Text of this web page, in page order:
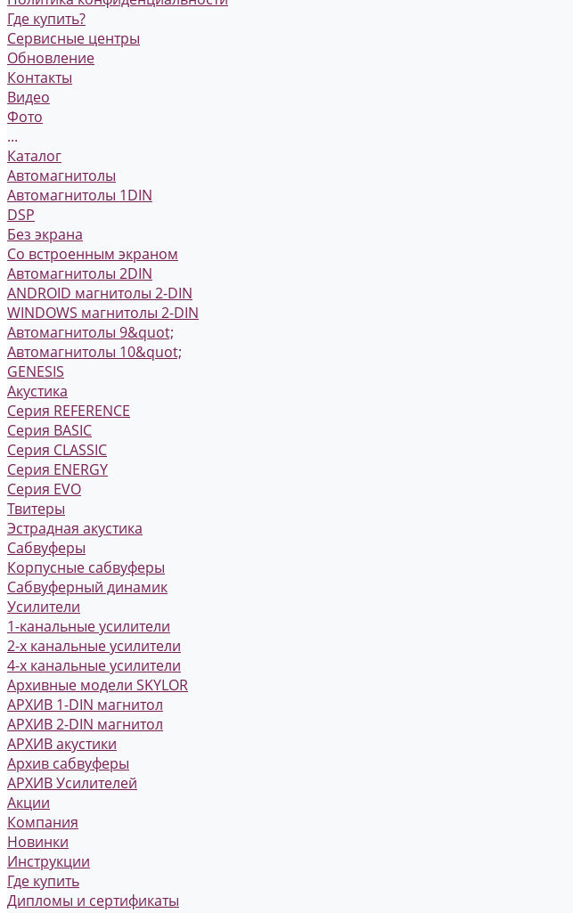
Где купить?
Сервисные центры
Обновление
Контакты
Видео
Фото
...
Каталог
Автомагнитолы
Автомагнитолы 1DIN
DSP
Без экрана
Со встроенным экраном
Автомагнитолы 2DIN
ANDROID магнитолы 2-DIN
WINDOWS магнитолы 2-DIN
Автомагнитолы 9&quot;
Автомагнитолы 10&quot;
GENESIS
Акустика
Серия REFERENCE
Серия BASIC
Серия CLASSIC
Серия ENERGY
Серия EVO
Твитеры
Эстрадная акустика
Сабвуферы
Корпусные сабвуферы
Сабвуферный динамик
Усилители
1-канальные усилители
2-х канальные усилители
4-х канальные усилители
Архивные модели SKYLOR
АРХИВ 1-DIN магнитол
АРХИВ 2-DIN магнитол
АРХИВ акустики
Архив сабвуферы
АРХИВ Усилителей
Акции
Компания
Новинки
Инструкции
Где купить
Дипломы и сертификаты